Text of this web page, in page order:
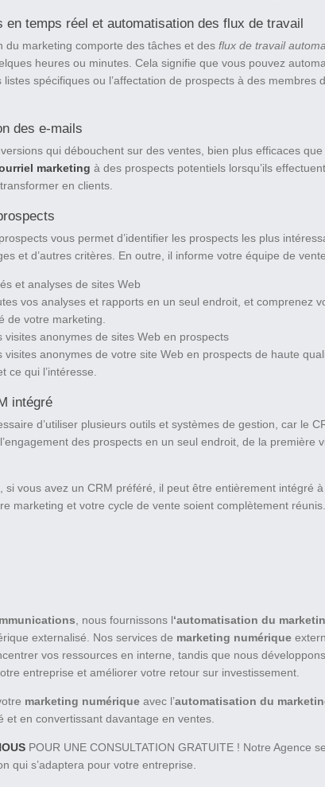
en temps réel et automatisation des flux de travail
du marketing comporte des tâches et des flux de travail
heures ou minutes. Cela signifie que vous pouvez
listes spécifiques ou l’affectation de prospects à des membres
des e-mails
qui débouchent sur des ventes, bien plus efficaces
marketing à des prospects potentiels lorsqu’ils
en clients.
vous permet d’identifier les prospects les plus
et d’autres critères. En outre, il informe votre équipe de
et analyses de sites Web
vos analyses et rapports en un seul endroit, et comprenez
de votre marketing.
visites anonymes de sites Web en prospects
visites anonymes de votre site Web en prospects de haute
ce qui l’intéresse.
intégré
d’utiliser plusieurs outils et systèmes de gestion, car le
des prospects en un seul endroit, de la première
si vous avez un CRM préféré, il peut être entièrement intégré
marketing et votre cycle de vente soient complètement réunis.
, nous fournissons l‘automatisation du
externalisé. Nos services de marketing numérique
vos ressources en interne, tandis que nous
entreprise et améliorer votre retour sur investissement.
marketing numérique avec l’automatisation du
et en convertissant davantage en ventes.
POUR UNE CONSULTATION GRATUITE ! Notre Agence
qui s’adaptera pour votre entreprise.